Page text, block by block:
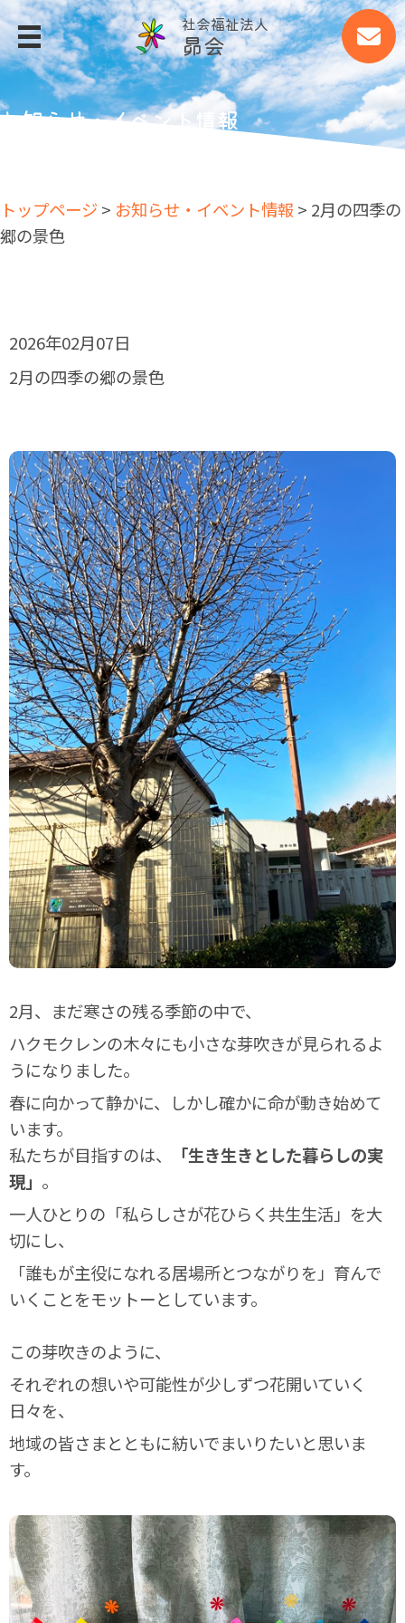
社会福祉法人
昴会
MENU
トップページ
事業所案内
四季の郷
細江あすなろ作業所
アグリッシュ西丘
ご利用の流れ
採用情報
ご要望相談窓口
お問い合わせ
お知らせ・イベント情報
トップページ > お知らせ・イベント情報 > 2月の四季の
郷の景色
2026年02月07日
2月の四季の郷の景色
2月、まだ寒さの残る季節の中で、
ハクモクレンの木々にも小さな芽吹きが見られるよ
うになりました。
春に向かって静かに、しかし確かに命が動き始めて
います。
私たちが目指すのは、
「生き生きとした暮らしの実
現」 。
一人ひとりの「私らしさが花ひらく共生生活」を大
切にし、
「誰もが主役になれる居場所とつながりを」育んで
いくことをモットーとしています。
この芽吹きのように、
それぞれの想いや可能性が少しずつ花開いていく
日々を、
地域の皆さまとともに紡いでまいりたいと思いま
す。